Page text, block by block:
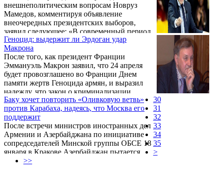
его границу и был сбит. Но сюжетная
сторона проблемы, использованная
Израилем для нанесения удара по объектам
в Сирии, сейчас не имеет принципиального
значения. Раньше, по данным DW, Израиль
...
внешнеполитическим вопросам Новруз
Мамедов, комментируя объявление
внеочередных президентских выборов,
заявил следующее: «В современный период
интенсивность тенденций, существующих в
системе международных отношений,
процессы, происходящие в регионе, где
расположен Азербайджан, и на более
широком географическом пространстве, в
любой момент могут вызвать определенные
вопросы. А это требует повышения уровня
подготовки и демонстрации гибкости во
внешней политике». ...
Геноцид: выдержит ли Эрдоган удар
Макрона
После того, как президент Франции
Эммануэль Макрон заявил, что 24 апреля
будет провозглашено во Франции Днем
памяти жертв Геноцида армян, и выразил
надежду, что закон о криминализации
отрицания Геноцида армян вернется в
парламент Франции, французско-турецкие
отношения вступили в фазу очередного
кризиса. Официальная турецкая версии
событий 1915 года хорошо известна:
Геноцида армян не было.
Баку хочет повторить «Оливковую ветвь»
против Карабаха, надеясь, что Москва его
поддержит
После встречи министров иностранных дел
Армении и Азербайджана по инициативе
сопредседателей Минской группы ОБСЕ 18
января в Кракове Азербайджан пытается
сорвать начатый процесс, обостряя
30
31
32
33
34
35
>
>>